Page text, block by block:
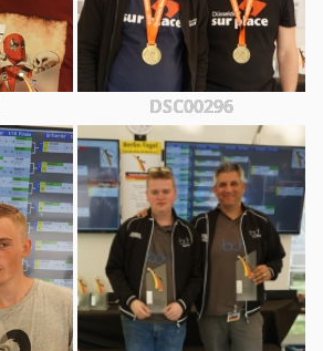
DSC00296